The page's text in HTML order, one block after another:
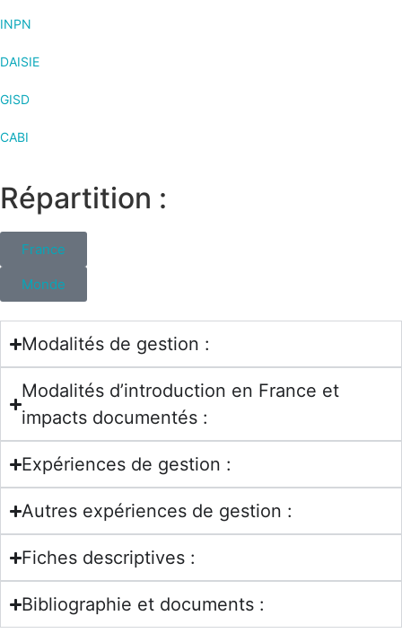
INPN
DAISIE
GISD
CABI
Répartition :
France
Monde
Modalités de gestion :
Modalités d’introduction en France et
impacts documentés :
Expériences de gestion :
Autres expériences de gestion :
Fiches descriptives :
Bibliographie et documents :